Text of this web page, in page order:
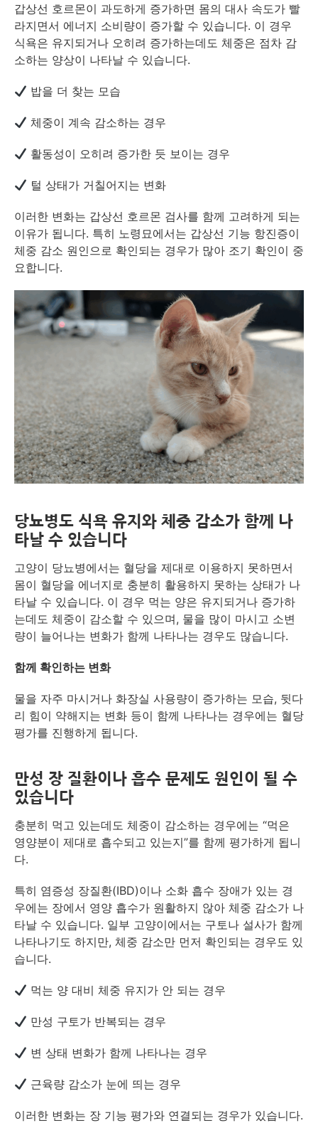
갑상선 호르몬이 과도하게 증가하면 몸의 대사 속도가 빨
라지면서 에너지 소비량이 증가할 수 있습니다. 이 경우
식욕은 유지되거나 오히려 증가하는데도 체중은 점차 감
소하는 양상이 나타날 수 있습니다.
밥을 더 찾는 모습
체중이 계속 감소하는 경우
활동성이 오히려 증가한 듯 보이는 경우
털 상태가 거칠어지는 변화
이러한 변화는 갑상선 호르몬 검사를 함께 고려하게 되는
이유가 됩니다. 특히 노령묘에서는 갑상선 기능 항진증이
체중 감소 원인으로 확인되는 경우가 많아 조기 확인이 중
요합니다.
당뇨병도 식욕 유지와 체중 감소가 함께 나
타날 수 있습니다
고양이 당뇨병에서는 혈당을 제대로 이용하지 못하면서
몸이 혈당을 에너지로 충분히 활용하지 못하는 상태가 나
타날 수 있습니다. 이 경우 먹는 양은 유지되거나 증가하
는데도 체중이 감소할 수 있으며, 물을 많이 마시고 소변
량이 늘어나는 변화가 함께 나타나는 경우도 많습니다.
함께 확인하는 변화
물을 자주 마시거나 화장실 사용량이 증가하는 모습, 뒷다
리 힘이 약해지는 변화 등이 함께 나타나는 경우에는 혈당
평가를 진행하게 됩니다.
만성 장 질환이나 흡수 문제도 원인이 될 수
있습니다
충분히 먹고 있는데도 체중이 감소하는 경우에는 “먹은
영양분이 제대로 흡수되고 있는지”를 함께 평가하게 됩니
다.
특히 염증성 장질환(IBD)이나 소화 흡수 장애가 있는 경
우에는 장에서 영양 흡수가 원활하지 않아 체중 감소가 나
타날 수 있습니다. 일부 고양이에서는 구토나 설사가 함께
나타나기도 하지만, 체중 감소만 먼저 확인되는 경우도 있
습니다.
먹는 양 대비 체중 유지가 안 되는 경우
만성 구토가 반복되는 경우
변 상태 변화가 함께 나타나는 경우
근육량 감소가 눈에 띄는 경우
이러한 변화는 장 기능 평가와 연결되는 경우가 있습니다.